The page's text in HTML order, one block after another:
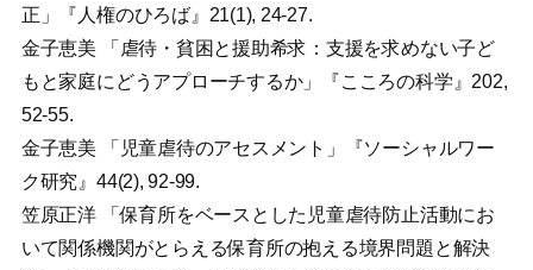
正」『人権のひろば』21(1), 24-27.
金子恵美 「虐待・貧困と援助希求：支援を求めない子ど
もと家庭にどうアプローチするか」『こころの科学』202,
52-55.
金子恵美 「児童虐待のアセスメント」『ソーシャルワー
ク研究』44(2), 92-99.
笠原正洋 「保育所をベースとした児童虐待防止活動にお
いて関係機関がとらえる保育所の抱える境界問題と解決